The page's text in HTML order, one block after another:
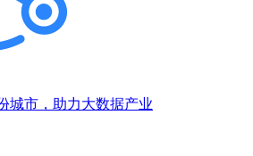
城市，助力大数据产业